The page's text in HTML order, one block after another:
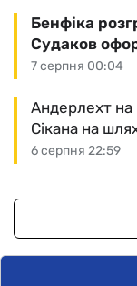
7 серпня 00:04
Бенфіка
Судаков
6 серпня 22:59
Андерлехт на
Сікана на